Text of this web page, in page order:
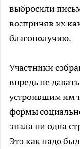
выбросили
восприняв их
благополучию.
Участники
впредь не
устроившим им
формы
знала ни одна
Это как надо